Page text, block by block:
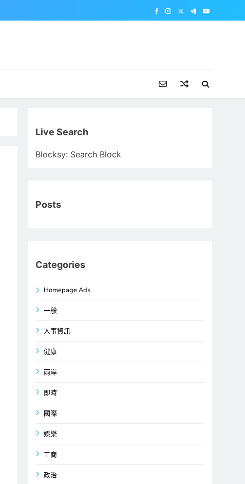
Live Search
Blocksy: Search Block
Posts
Categories
Homepage Ads
一般
人事資訊
健康
兩岸
即時
國際
娛樂
工商
政治